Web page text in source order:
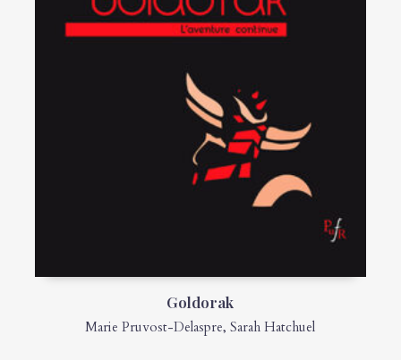
Goldorak
Marie Pruvost-Delaspre,Sarah Hatchuel